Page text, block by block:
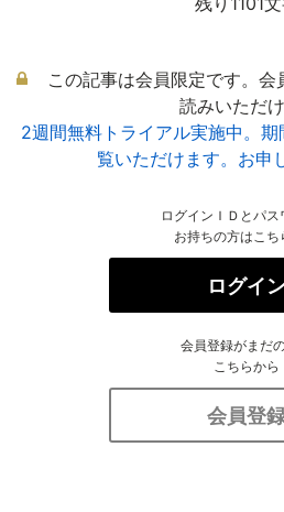
この記事は会員限定です。
読みいただけ
2週間無料トライアル実施中。
覧いただけます。お申
ログインＩＤとパス
お持ちの方はこち
ログイ
会員登録がまだ
こちらから
会員登